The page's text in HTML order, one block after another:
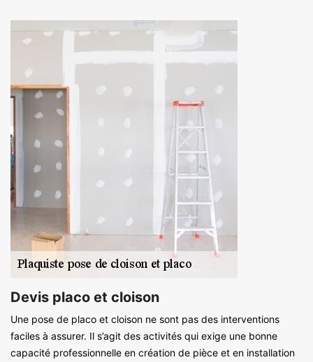
Devis placo et cloison
Une pose de placo et cloison ne sont pas des interventions
faciles à assurer. Il s’agit des activités qui exige une bonne
capacité professionnelle en création de pièce et en installation